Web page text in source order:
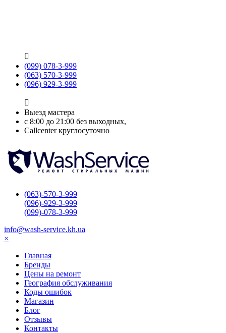

(099) 078-3-999
(063) 570-3-999
(096) 929-3-999

Выезд мастера
с 8:00 до 21:00 без выходных,
Callcenter круглосуточно
(063)-570-3-999
(096)-929-3-999
(099)-078-3-999
info@wash-service.kh.ua
×
Главная
Бренды
Цены на ремонт
География обслуживания
Коды ошибок
Магазин
Блог
Отзывы
Контакты